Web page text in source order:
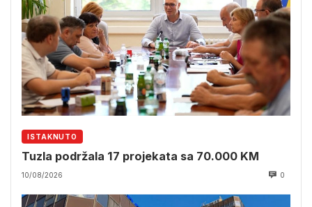
ISTAKNUTO
Tuzla podržala 17 projekata sa 70.000 KM
10/08/2026 0